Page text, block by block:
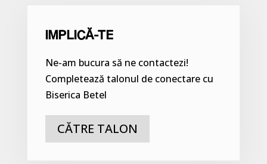
IMPLICĂ-TE
Ne-am bucura să ne contactezi!
Completează talonul de conectare cu
Biserica Betel
CĂTRE TALON